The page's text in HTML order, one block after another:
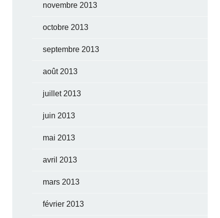
novembre 2013
octobre 2013
septembre 2013
août 2013
juillet 2013
juin 2013
mai 2013
avril 2013
mars 2013
février 2013